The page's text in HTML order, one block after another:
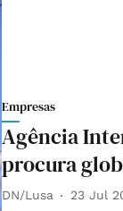
Empresas
Agência
procura
DN/Lusa 23 Jul